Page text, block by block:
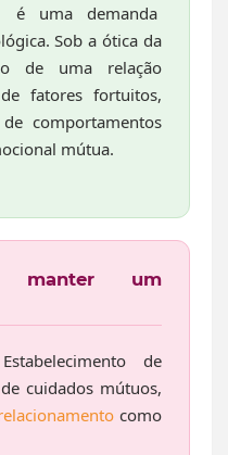
é uma demanda
Sob a ótica da
de uma relação
fatores fortuitos,
comportamentos
mútua.
manter um
de
cuidados mútuos,
como